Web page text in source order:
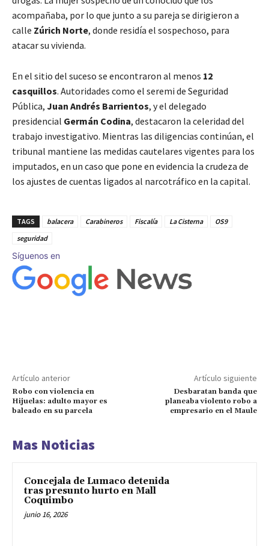
acompañaba, por lo que junto a su pareja se dirigieron a
calle Zúrich Norte, donde residía el sospechoso, para
atacar su vivienda.
En el sitio del suceso se encontraron al menos 12
casquillos. Autoridades como el seremi de Seguridad
Pública, Juan Andrés Barrientos, y el delegado
presidencial Germán Codina, destacaron la celeridad del
trabajo investigativo. Mientras las diligencias continúan, el
tribunal mantiene las medidas cautelares vigentes para los
imputados, en un caso que pone en evidencia la crudeza de
los ajustes de cuentas ligados al narcotráfico en la capital.
TAGS balacera Carabineros Fiscalía La Cisterna
OS9
seguridad
Síguenos en
Artículo anterior
Robo con violencia en
Hijuelas: adulto mayor es
baleado en su parcela
Artículo siguiente
Desbaratan banda que
planeaba violento robo a
empresario en el Maule
Mas Noticias
Concejala de Lumaco detenida
tras presunto hurto en Mall
Coquimbo
junio 16, 2026